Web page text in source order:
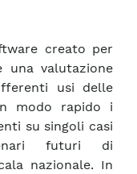
creato per
una valutazione
usi delle
modo rapido i
su singoli casi
futuri di
nazionale. In